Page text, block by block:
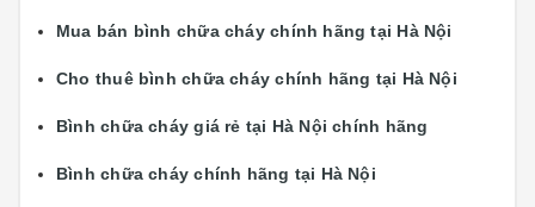
Mua bán bình chữa cháy chính hãng tại Hà Nội
Cho thuê bình chữa cháy chính hãng tại Hà Nội
Bình chữa cháy giá rẻ tại Hà Nội chính hãng
Bình chữa cháy chính hãng tại Hà Nội